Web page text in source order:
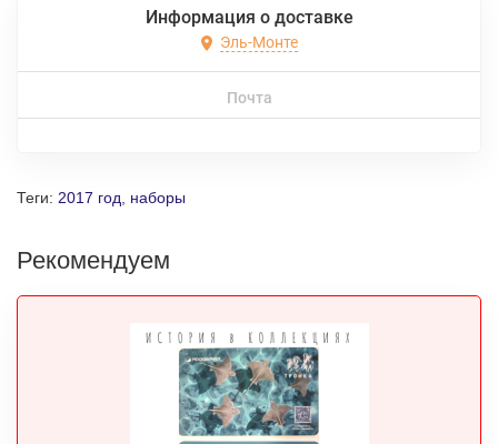
Информация о доставке
Эль-Монте
Почта
Теги: 2017 год наборы
Рекомендуем